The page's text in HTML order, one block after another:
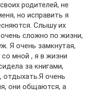
родителей, не
но исправить я
Слышу их
сложно по жизни,
Я очень замкнутая,
мной , я в жизни
за книгами,
отдыхать.Я очень
они общаются, а